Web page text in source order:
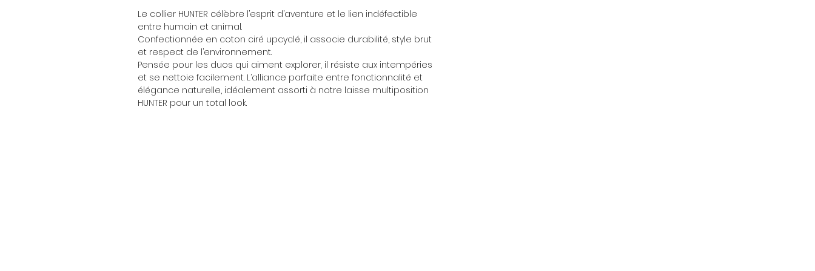
Le collier HUNTER célèbre l’esprit d’aventure et le lien indéfectible
entre humain et animal.
Confectionnée en coton ciré upcyclé, il associe durabilité, style brut
et respect de l’environnement.
Pensée pour les duos qui aiment explorer, il résiste aux intempéries
et se nettoie facilement. L’alliance parfaite entre fonctionnalité et
élégance naturelle, idéalement assorti à notre laisse multiposition
HUNTER pour un total look.